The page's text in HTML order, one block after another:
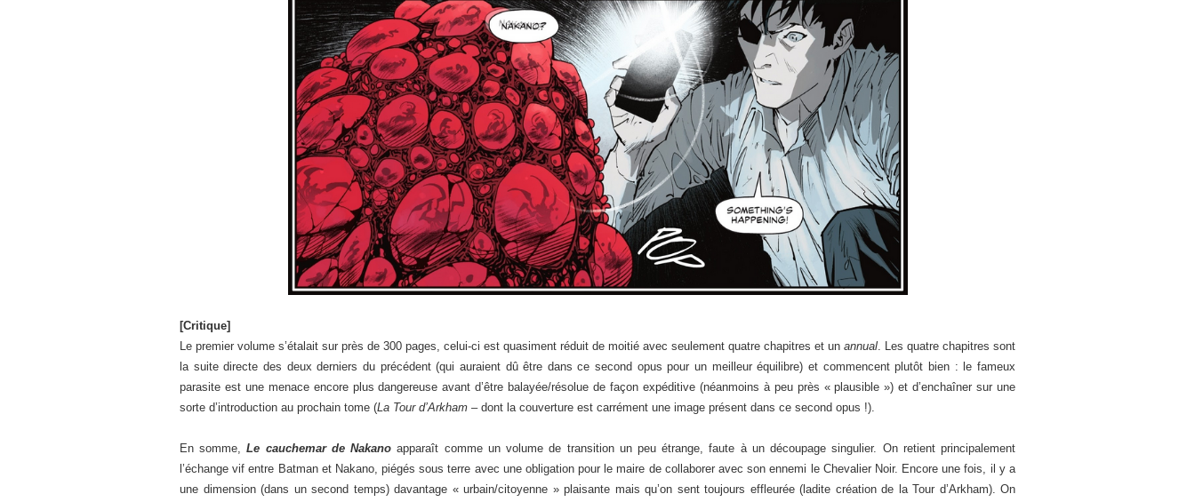
[Critique]
Le premier volume s’étalait sur près de 300 pages, celui-ci est quasiment réduit de moitié avec seulement quatre chapitres et un annual. Les quatre chapitres sont
la suite directe des deux derniers du précédent (qui auraient dû être dans ce second opus pour un meilleur équilibre) et commencent plutôt bien : le fameux
parasite est une menace encore plus dangereuse avant d’être balayée/résolue de façon expéditive (néanmoins à peu près « plausible ») et d’enchaîner sur une
sorte d’introduction au prochain tome (La Tour d’Arkham – dont la couverture est carrément une image présent dans ce second opus !).
En somme,Le cauchemar de Nakano apparaît comme un volume de transition un peu étrange, faute à un découpage singulier. On retient principalement
l’échange vif entre Batman et Nakano, piégés sous terre avec une obligation pour le maire de collaborer avec son ennemi le Chevalier Noir. Encore une fois, il y a
une dimension (dans un second temps) davantage « urbain/citoyenne » plaisante mais qu’on sent toujours effleurée (ladite création de la Tour d’Arkham). On